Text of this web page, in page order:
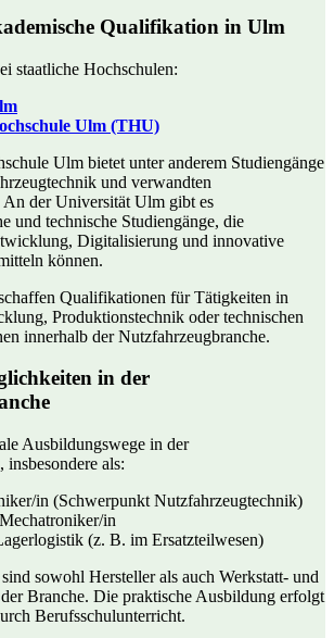
Qualifikation in Ulm
staatliche Hochschulen:
Ulm (THU)
Ulm bietet unter anderem Studiengänge
und verwandten
der Universität Ulm gibt es
und technische Studiengänge, die
Digitalisierung und innovative
können.
Qualifikationen für Tätigkeiten in
Produktionstechnik oder technischen
innerhalb der Nutzfahrzeugbranche.
in der
Ausbildungswege in der
als:
in (Schwerpunkt Nutzfahrzeugtechnik)
in
(z. B. im Ersatzteilwesen)
sowohl Hersteller als auch Werkstatt- und
Branche. Die praktische Ausbildung erfolgt
Berufsschulunterricht.